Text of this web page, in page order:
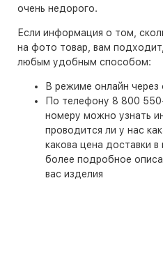
очень недорого.
Если информация о том,
на фото товар, вам
любым удобным способом:
В режиме онлайн через
По телефону 8 800
номеру можно узнать
проводится ли у нас
какова цена доставки
более подробное
вас изделия